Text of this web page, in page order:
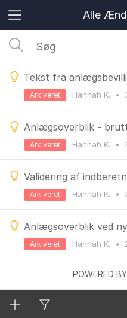
Alle
Hannah K. •
Arkiveret
Anlægsoverblik -
Hannah K. •
Arkiveret
Validering af
Hannah K. •
Arkiveret
Anlægsoverblik ved
Hannah K. •
Arkiveret
POWERED BY